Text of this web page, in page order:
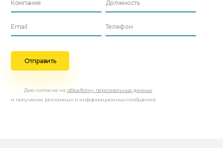
Даю согласие на обработку персональных данных
и получение рекламных и информационных сообщений.